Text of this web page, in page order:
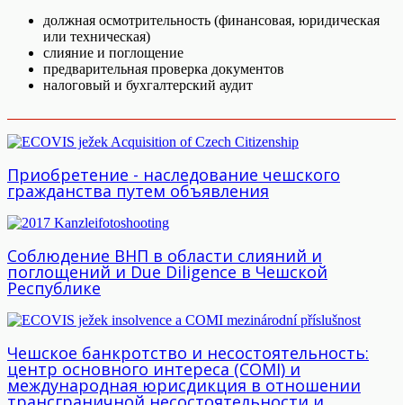
должная осмотрительность (финансовая, юридическая
или техническая)
слияние и поглощение
предварительная проверка документов
налоговый и бухгалтерский аудит
Приобретение - наследование чешского
гражданства путем объявления
Соблюдение ВНП в области слияний и
поглощений и Due Diligence в Чешской
Республике
Чешское банкротство и несостоятельность:
центр основного интереса (COMI) и
международная юрисдикция в отношении